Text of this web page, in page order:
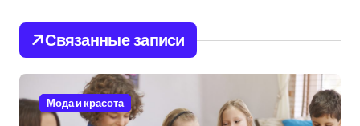
ц
и
я
Связанные записи
Мода и красота